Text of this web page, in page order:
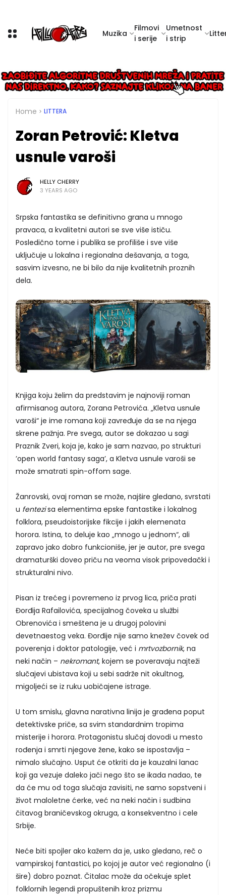
Muzika
Filmovi
i serije
Umetnost
i strip
Home LITTERA
Zoran Petrović: Kletva
usnule varoši
HELLY CHERRY
3 YEARS AGO
Srpska fantastika se definitivno grana u mnogo
pravaca, a kvalitetni autori se sve više ističu.
Posledično tome i publika se profiliše i sve više
uključuje u lokalna i regionalna dešavanja, a toga,
sasvim izvesno, ne bi bilo da nije kvalitetnih proznih
dela.
Knjiga koju želim da predstavim je najnoviji roman
afirmisanog autora, Zorana Petrovića. „Kletva usnule
varoši“ je ime romana koji zavređuje da se na njega
skrene pažnja. Pre svega, autor se dokazao u sagi
Praznik Zveri, koja je, kako je sam nazvao, po strukturi
’open world fantasy saga’, a Kletva usnule varoši se
može smatrati spin-offom sage.
Žanrovski, ovaj roman se može, najšire gledano, svrstati
u fentezisa elementima epske fantastike i lokalnog
folklora, pseudoistorijske fikcije i jakih elemenata
horora. Istina, to deluje kao „mnogo u jednom“, ali
zapravo jako dobro funkcioniše, jer je autor, pre svega
dramaturški doveo priču na veoma visok pripovedački i
strukturalni nivo.
Pisan iz trećeg i povremeno iz prvog lica, priča prati
Đorđija Rafailovića, specijalnog čoveka u službi
Obrenovića i smeštena je u drugoj polovini
devetnaestog veka. Đorđije nije samo knežev čovek od
poverenja i doktor patologije, već i mrtvozbornik, na
neki način – nekromant, kojem se poveravaju najteži
slučajevi ubistava koji u sebi sadrže nit okultnog,
migoljeći se iz ruku uobičajene istrage.
U tom smislu, glavna narativna linija je građena poput
detektivske priče, sa svim standardnim tropima
misterije i horora. Protagonistu slučaj dovodi u mesto
rođenja i smrti njegove žene, kako se ispostavlja –
nimalo slučajno. Usput će otkriti da je kauzalni lanac
koji ga vezuje daleko jači nego što se ikada nadao, te
da će mu od toga slučaja zavisiti, ne samo sopstveni i
život maloletne ćerke, već na neki način i sudbina
čitavog braničevskog okruga, a konsekventno i cele
Srbije.
Neće biti spojler ako kažem da je, usko gledano, reč o
vampirskoj fantastici, po kojoj je autor već regionalno (i
šire) dobro poznat. Čitalac može da očekuje splet
folklornih legendi propuštenih kroz prizmu